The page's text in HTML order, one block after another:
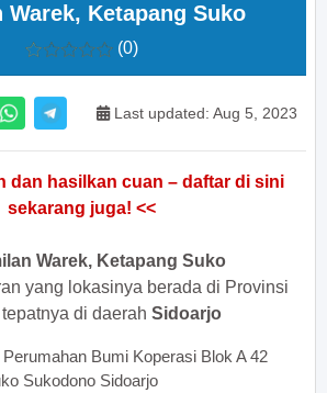
Warek, Ketapang Suko
(0)
Last updated: Aug 5, 2023
dan hasilkan cuan – daftar di sini
sekarang juga! <<
Warek, Ketapang Suko
yang lokasinya berada di Provinsi
di daerah Sidoarjo
Perumahan Bumi Koperasi Blok A 42
Sukodono Sidoarjo